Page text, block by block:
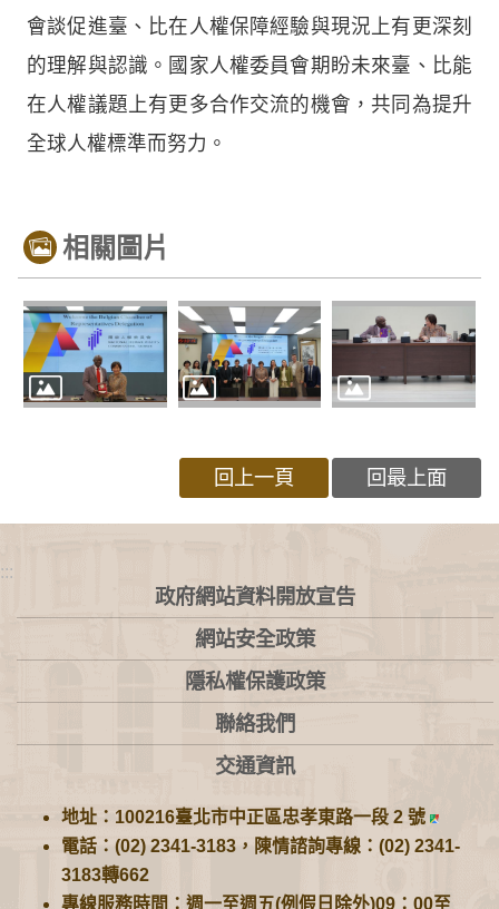
會談促進臺、比在人權保障經驗與現況上有更深刻
的理解與認識。國家人權委員會期盼未來臺、比能
在人權議題上有更多合作交流的機會，共同為提升
全球人權標準而努力。
相關圖片
回上一頁 回最上面
:::
政府網站資料開放宣告
網站安全政策
隱私權保護政策
聯絡我們
交通資訊
地址：100216臺北市中正區忠孝東路一段 2 號
電話：(02) 2341-3183，陳情諮詢專線：(02) 2341-
3183轉662
專線服務時間：週一至週五(例假日除外)09：00至